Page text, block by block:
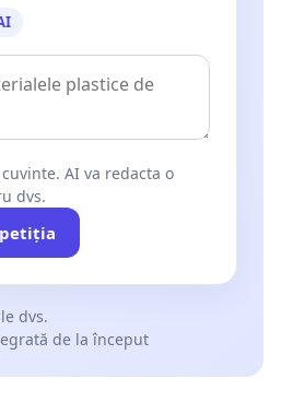
AI va redacta o
dvs.
petiția
dvs.
de la început